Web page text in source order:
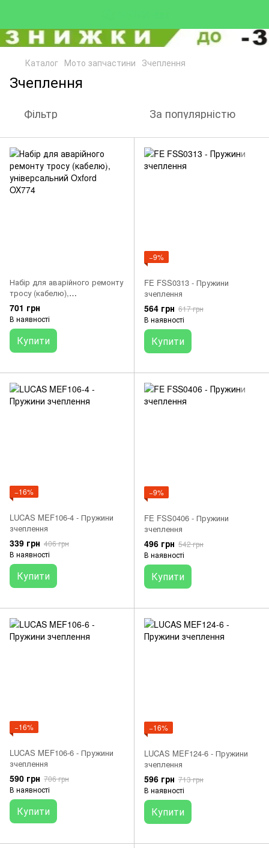
Каталог Мото запчастини Зчеплення
Зчеплення
Фільтр За популярністю
Набір для аварійного ремонту
тросу (кабелю),
універсальний Oxford OX774
701 грн
В наявності
Купити
−9%
FE FSS0313 - Пружини
зчеплення
564 грн 617 грн
В наявності
Купити
−16%
LUCAS MEF106-4 - Пружини
зчеплення
339 грн 406 грн
В наявності
Купити
−9%
FE FSS0406 - Пружини
зчеплення
496 грн 542 грн
В наявності
Купити
−16%
LUCAS MEF106-6 - Пружини
зчеплення
590 грн 706 грн
В наявності
Купити
−16%
LUCAS MEF124-6 - Пружини
зчеплення
596 грн 713 грн
В наявності
Купити